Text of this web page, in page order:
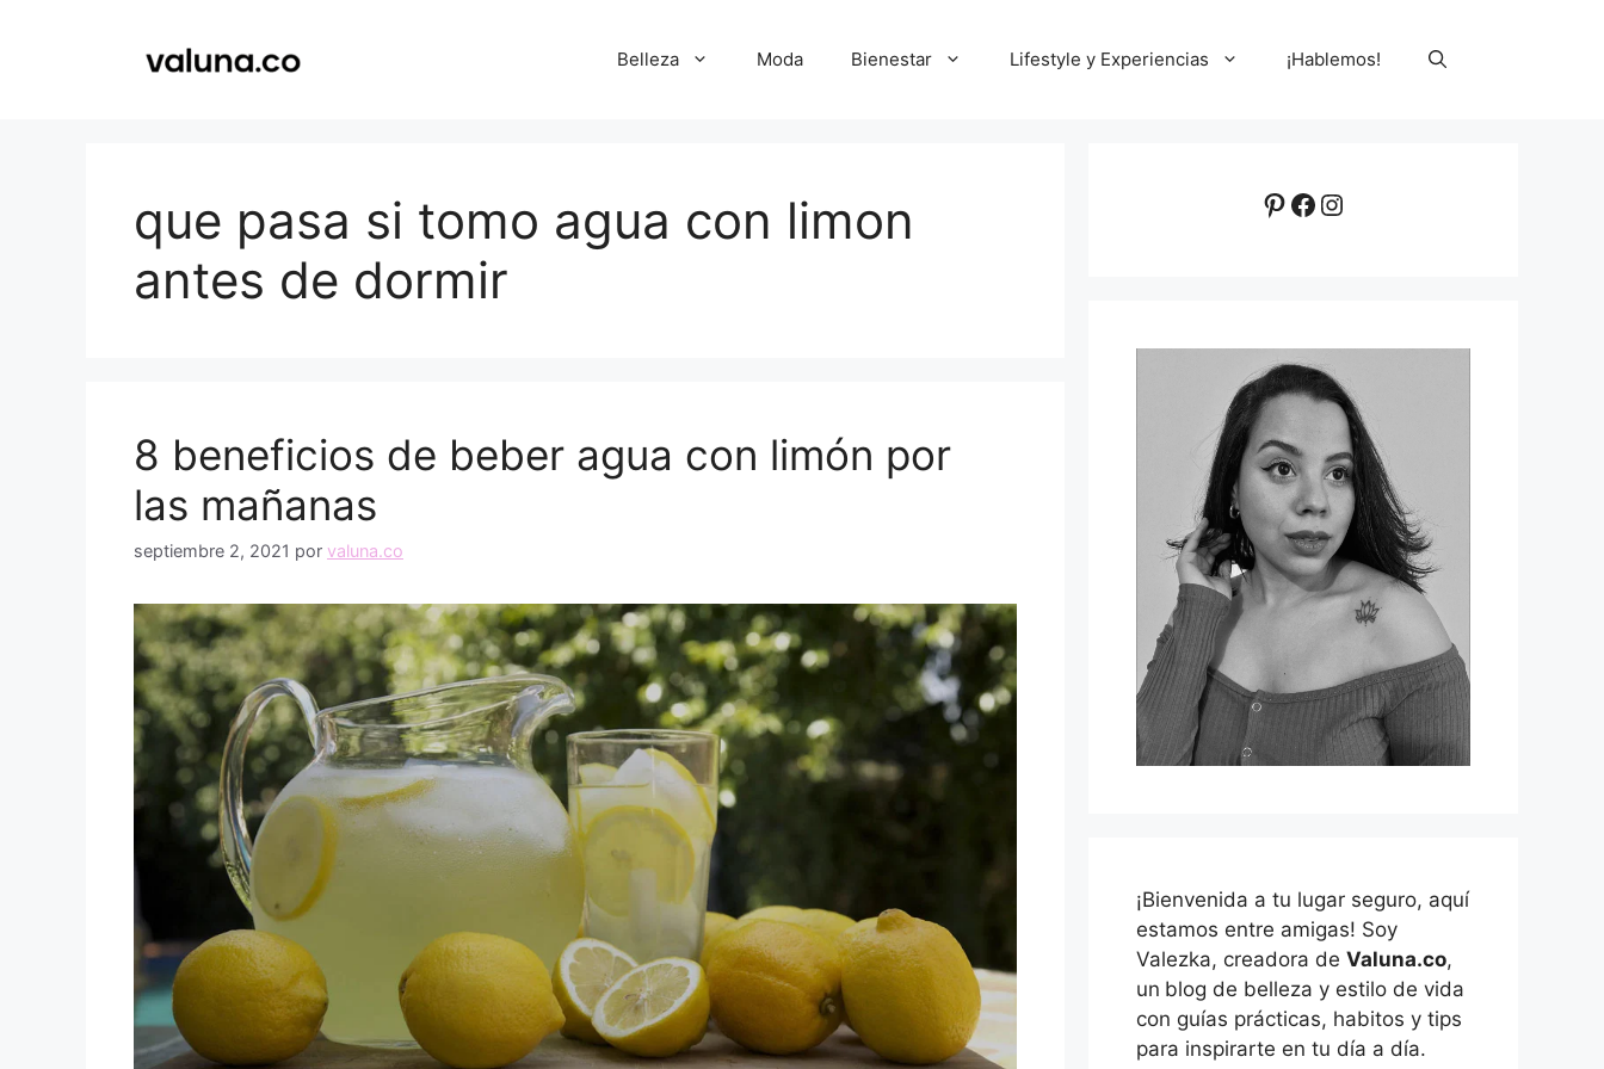
Belleza Moda Bienestar Lifestyle y Experiencias ¡Hablemos!
que pasa si tomo agua con limon
antes de dormir
8 beneficios de beber agua con limón por
las mañanas
septiembre 2, 2021 por valuna.co
Pinterest
Facebook
Instagram
¡Bienvenida a tu lugar seguro, aquí
estamos entre amigas! Soy
Valezka, creadora de Valuna.co,
un blog de belleza y estilo de vida
con guías prácticas, habitos y tips
para inspirarte en tu día a día.